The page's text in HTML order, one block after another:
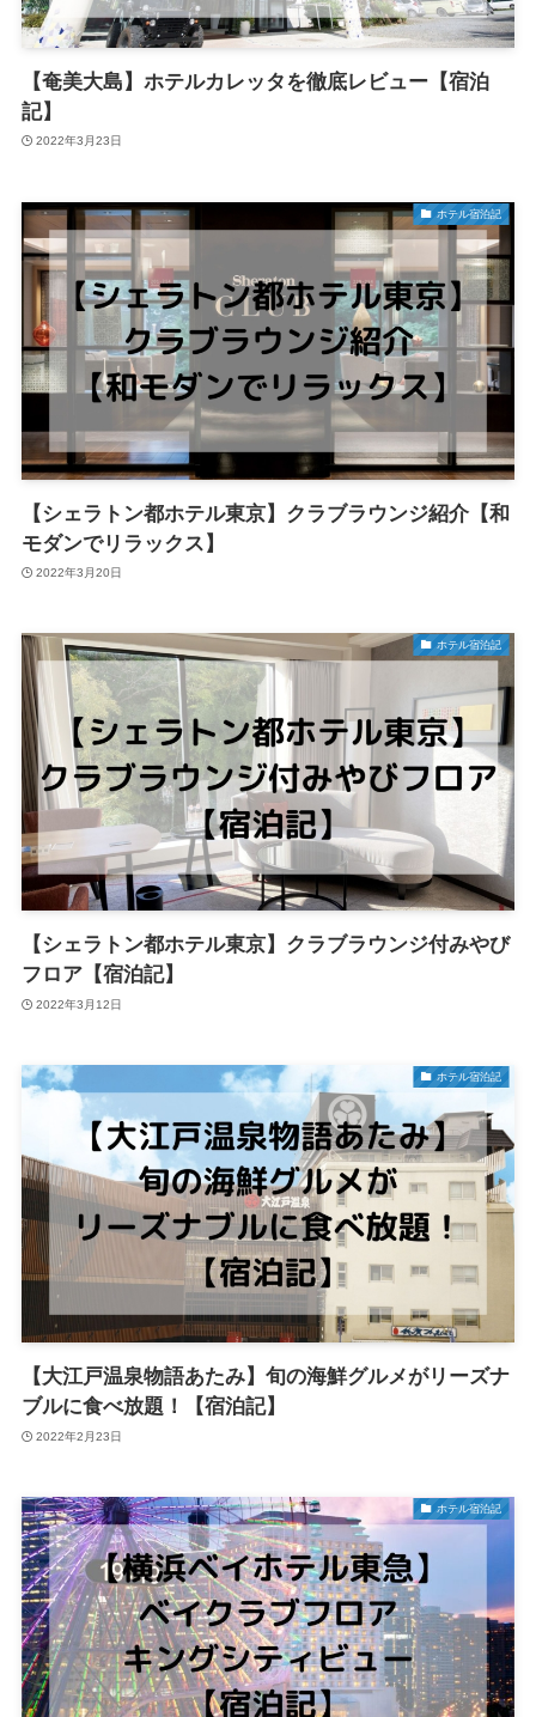
【奄美大島】ホテルカレッタを徹底レビュー【宿泊
記】
2022年3月23日
ホテル宿泊記
【シェラトン都ホテル東京】クラブラウンジ紹介【和
モダンでリラックス】
2022年3月20日
ホテル宿泊記
【シェラトン都ホテル東京】クラブラウンジ付みやび
フロア【宿泊記】
2022年3月12日
ホテル宿泊記
【大江戸温泉物語あたみ】旬の海鮮グルメがリーズナ
ブルに食べ放題！【宿泊記】
2022年2月23日
ホテル宿泊記